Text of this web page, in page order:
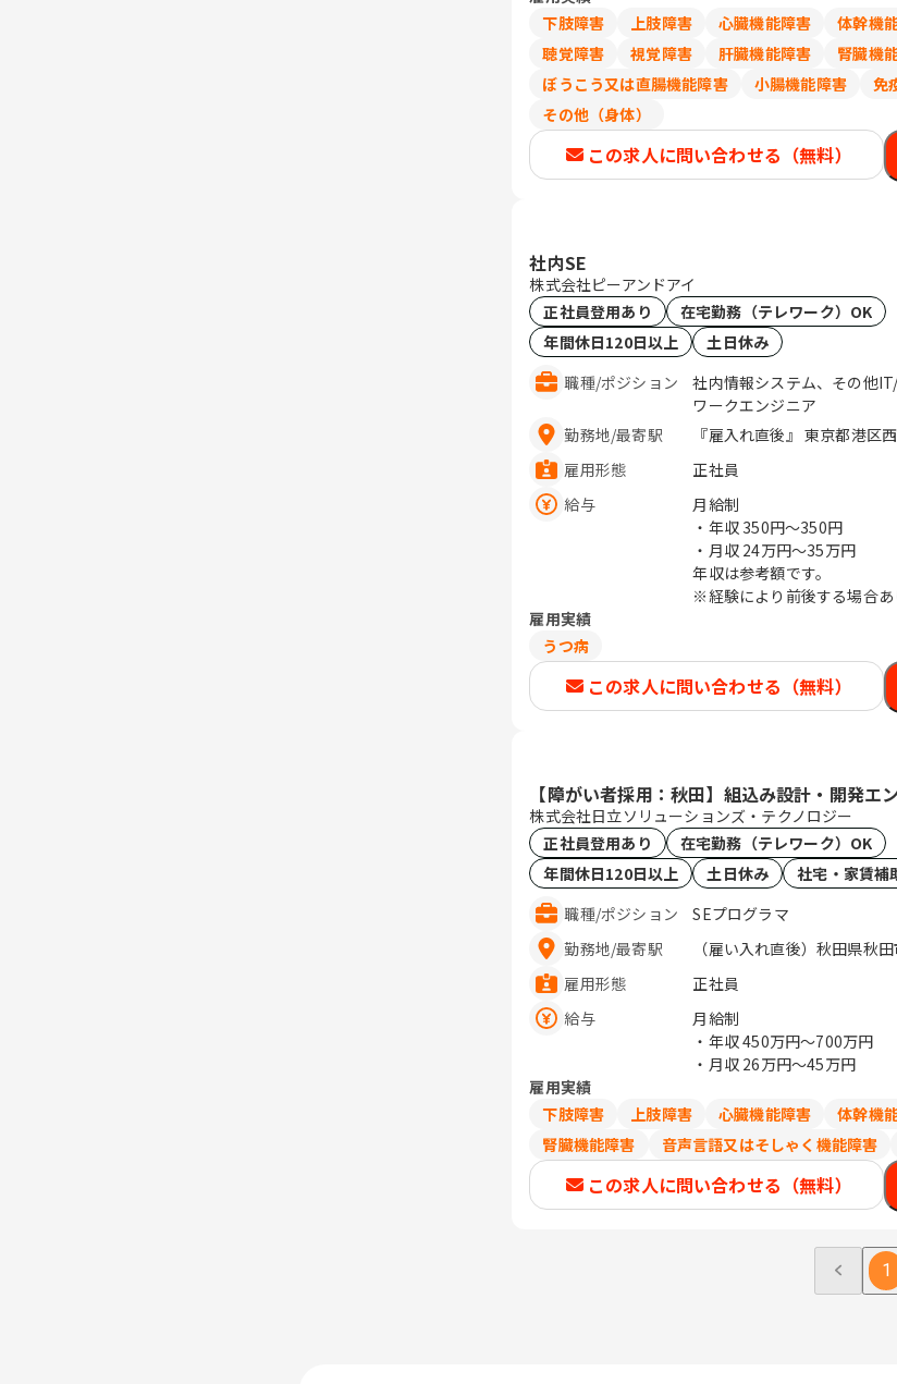
下肢障害
上肢障害 心臓機能障害 体幹機
聴覚障害
視覚障害 肝臓機能障害 腎臓機
ぼうこう又は直腸機能障害
小腸機能障害 免
その他（身体）
この求人に問い合わせる（無料）
社内SE
株式会社ピーアンドアイ
正社員登用あり
在宅勤務（テレワーク）OK
年間休日120日以上
土日休み
職種/ポジション
社内情報システム、その他
ワークエンジニア
勤務地/最寄駅
『雇入れ直後』 東京都港区
雇用形態
正社員
給与
月給制
・年収 350円〜350円
・月収 24万円〜35万円
年収は参考額です。
※経験により前後する場合あ
雇用実績
うつ病
この求人に問い合わせる（無料）
【障がい者採用：秋田】組込み設計・開発エ
株式会社日立ソリューションズ・テクノロジー
正社員登用あり
在宅勤務（テレワーク）OK
年間休日120日以上
土日休み
社宅・家賃補
職種/ポジション
SEプログラマ
勤務地/最寄駅
（雇い入れ直後）秋田県秋
雇用形態
正社員
給与
月給制
・年収450万円〜700万円
・月収 26万円〜45万円
雇用実績
下肢障害
上肢障害 心臓機能障害 体幹機
腎臓機能障害
音声言語又はそしゃく機能障害
この求人に問い合わせる（無料）
1